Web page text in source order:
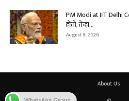
PM Modi at IIT Delhi
होतो, तेव्हा...
August 8, 2026
About Us